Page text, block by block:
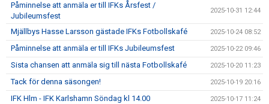
Påminnelse att anmäla er till IFKs Årsfest /
Jubileumsfest
2025-10-31 12:44
Mjällbys Hasse Larsson gästade IFKs Fotbollskafé 2025-10-24 08:52
Påminnelse att anmäla er till IFKs Jubileumsfest 2025-10-22 09:46
Sista chansen att anmäla sig till nästa Fotbollskafé 2025-10-20 11:23
Tack för denna säsongen! 2025-10-19 20:16
IFK Hlm - IFK Karlshamn Söndag kl 14.00 2025-10-17 11:24